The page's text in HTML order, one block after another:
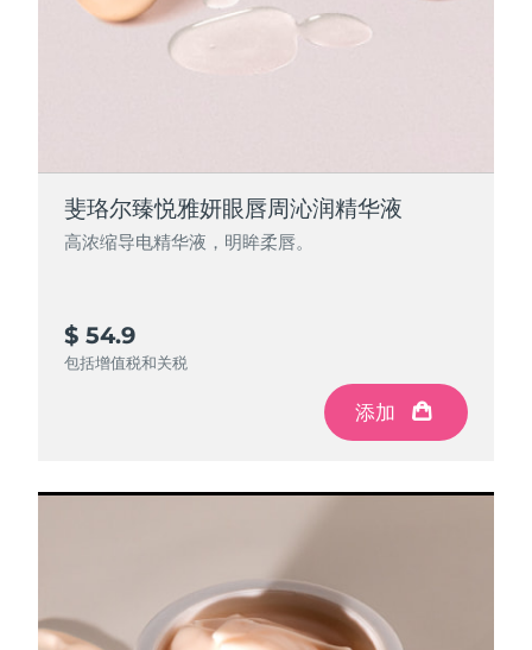
斐珞尔臻悦雅妍眼唇周沁润精华液
高浓缩导电精华液，明眸柔唇。
$ 54.9
包括增值税和关税
添加